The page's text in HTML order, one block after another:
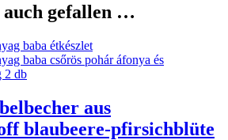
gefallen …
aus
blaubeere-pfirsichblüte